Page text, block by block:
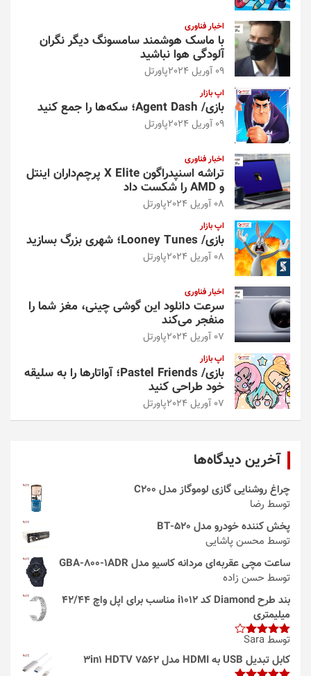
اخبار فناوری
با ماسک هوشمند سامسونگ دیگر نگران
آلودگی هوا نباشید
09 آوریل 2024 پاورتل
اپ بازار
بازی/ Agent Dash؛ سکه‌ها را جمع کنید
09 آوریل 2024 پاورتل
اخبار فناوری
تراشه اسنپدراگون X Elite پرچم‌داران اینتل
و AMD را شکست داد
08 آوریل 2024 پاورتل
اپ بازار
بازی/ Looney Tunes؛ شهری بزرگ بسازید
08 آوریل 2024 پاورتل
اخبار فناوری
سرعت دانلود این گوشی چینی، مغز شما را
منفجر می‌کند
07 آوریل 2024 پاورتل
اپ بازار
بازی/ Pastel Friends؛ آواتارها را به سلیقه
خود طراحی کنید
07 آوریل 2024 پاورتل
آخرین دیدگاه‌ها
چراغ روشنایی گازی لوموگاز مدل C200
توسط رضا
پخش کننده خودرو مدل 520-BT
توسط محسن پاشایی
ساعت مچی عقربه‌ای مردانه کاسیو مدل GBA-800-1ADR
توسط حسن زاده
بند طرح Diamond کد i1012 مناسب برای اپل واچ 42/44
میلیمتری
امتیاز4
از 5
توسط Sara
کابل تبدیل USB به HDMI مدل 3in1 HDTV 7562